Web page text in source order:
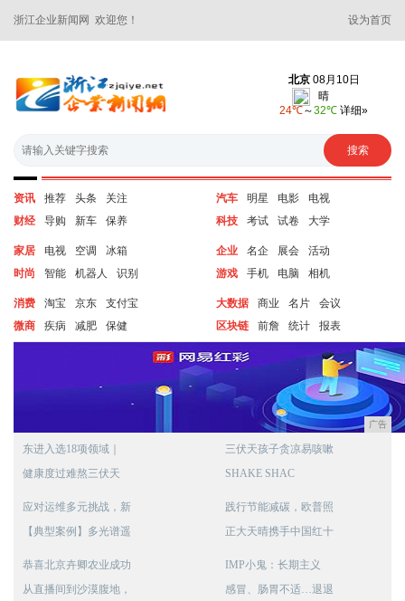
浙江企业新闻网 欢迎您！ 设为首页
资讯 推荐 头条
关注
财经
导购 新车 保养
汽车 明星 电影
电视
科技
考试 试卷 大学
家居 电视 空调
冰箱
时尚
智能 机器人 识别
企业 名企 展会
活动
游戏
手机 电脑 相机
消费 淘宝 京东
支付宝
微商
疾病 减肥 保健
大数据 商业 名片
会议
区块链
前詹 统计 报表
广告
东进入选18项领域｜
健康度过难熬三伏天
三伏天孩子贪凉易咳嗽
SHAKE SHAC
应对运维多元挑战，新
【典型案例】多光谱遥
践行节能减碳，欧普照
正大天晴携手中国红十
恭喜北京卉卿农业成功
从直播间到沙漠腹地，
IMP小鬼：长期主义
感冒、肠胃不适…退退